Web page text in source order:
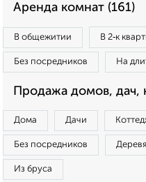
Аренда комнат (161)
В общежитии В 2‑к
Без посредников На
Продажа домов, дач,
Дома Дачи
Без посредников
Из бруса